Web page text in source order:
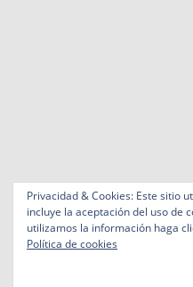
Privacidad & Cookies: Este sitio
incluye la aceptación del uso de
utilizamos la información haga
Política de cookies